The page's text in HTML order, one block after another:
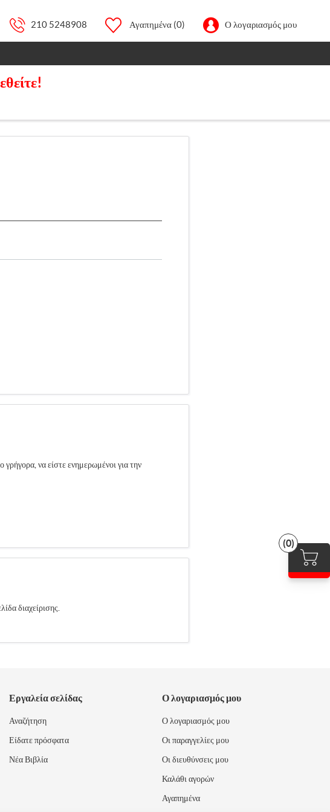
210 5248908 Αγαπημένα (0) Ο λογαριασμός μου
(0)
να είστε ενημερωμένοι για την
διαχείρισης.
Εργαλεία σελίδας
Αναζήτηση
Είδατε πρόσφατα
Νέα Βιβλία
Ο λογαριασμός μου
Ο λογαριασμός μου
Οι παραγγελίες μου
Οι διευθύνσεις μου
Καλάθι αγορών
Αγαπημένα